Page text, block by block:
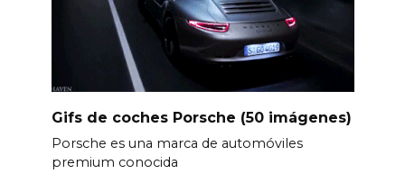
Gifs de coches Porsche (50 imágenes)
Porsche es una marca de automóviles
premium conocida